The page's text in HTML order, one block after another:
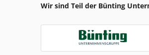
Wir sind Teil der Bünting